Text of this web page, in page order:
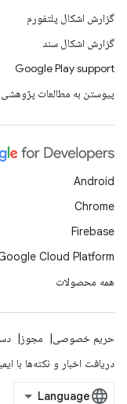
گزارش اشکال پلتفورم
گزارش اشکال سند
Google Play support
پیوستن به مطالعات پژوهشی
Android
Chrome
Firebase
Cloud Platform
همه محصولات
حریم خصوصی مجوز
دریافت اخبار و نکته‌ها با